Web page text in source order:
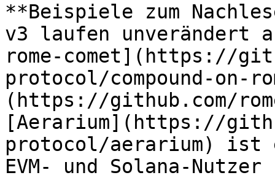
**Beispiele zum
v3 laufen unverändert
rome-comet](https://
protocol/compound-on-
(https://github.com/
[Aerarium](https://
protocol/aerarium) ist
EVM- und Solana-